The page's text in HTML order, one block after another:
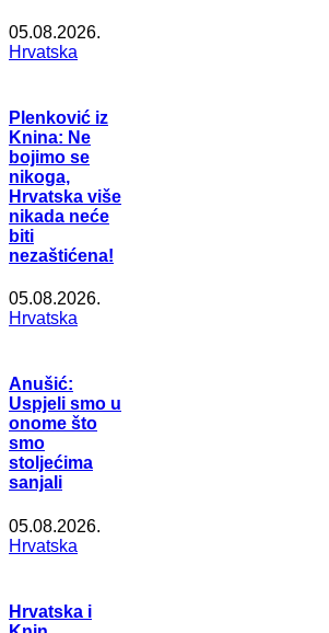
05.08.2026.
Hrvatska
Plenković iz
Knina: Ne
bojimo se
nikoga,
Hrvatska više
nikada neće
biti
nezaštićena!
05.08.2026.
Hrvatska
Anušić:
Uspjeli smo u
onome što
smo
stoljećima
sanjali
05.08.2026.
Hrvatska
Hrvatska i